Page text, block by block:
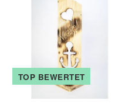
TOP BEWERTET